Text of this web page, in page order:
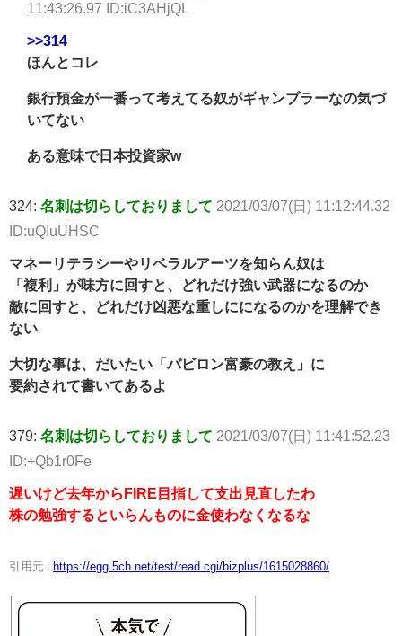
11:43:26.97 ID:iC3AHjQL
>>314
ほんとコレ
銀行預金が一番って考えてる奴がギャンブラーなの気づ
いてない
ある意味で日本投資家w
324: 名刺は切らしておりまして 2021/03/07(日) 11:12:44.32
ID:uQIuUHSC
マネーリテラシーやリベラルアーツを知らん奴は
「複利」が味方に回すと、どれだけ強い武器になるのか
敵に回すと、どれだけ凶悪な重しにになるのかを理解でき
ない
大切な事は、だいたい「バビロン富豪の教え」に
要約されて書いてあるよ
379: 名刺は切らしておりまして 2021/03/07(日) 11:41:52.23
ID:+Qb1r0Fe
遅いけど去年からFIRE目指して支出見直したわ
株の勉強するといらんものに金使わなくなるな
引用元 : https://egg.5ch.net/test/read.cgi/bizplus/1615028860/